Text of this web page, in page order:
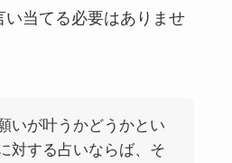
当てる必要はありませ
いが叶うかどうかとい
対する占いならば、そ